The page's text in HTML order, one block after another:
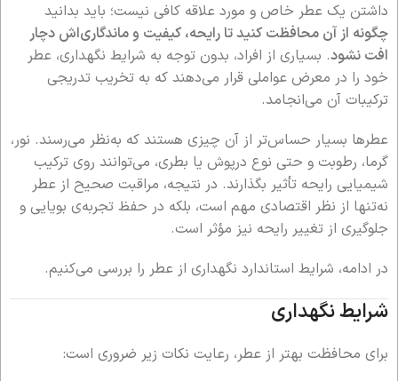
داشتن یک عطر خاص و مورد علاقه کافی نیست؛ باید بدانید
چگونه از آن محافظت کنید تا رایحه، کیفیت و ماندگاری‌اش دچار
افت نشود. بسیاری از افراد، بدون توجه به شرایط نگهداری، عطر
خود را در معرض عواملی قرار می‌دهند که به تخریب تدریجی
ترکیبات آن می‌انجامد.
عطرها بسیار حساس‌تر از آن چیزی هستند که به‌نظر می‌رسند. نور،
گرما، رطوبت و حتی نوع درپوش یا بطری، می‌توانند روی ترکیب
شیمیایی رایحه تأثیر بگذارند. در نتیجه، مراقبت صحیح از عطر
نه‌تنها از نظر اقتصادی مهم است، بلکه در حفظ تجربه‌ی بویایی و
جلوگیری از تغییر رایحه نیز مؤثر است.
در ادامه، شرایط استاندارد نگهداری از عطر را بررسی می‌کنیم.
شرایط نگهداری
برای محافظت بهتر از عطر، رعایت نکات زیر ضروری است: